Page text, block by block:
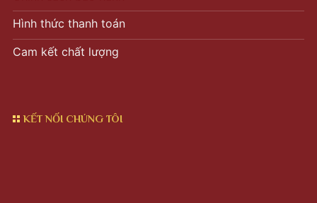
Hình thức thanh toán
Cam kết chất lượng
KẾT NỐI CHÚNG TÔI